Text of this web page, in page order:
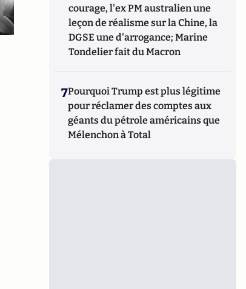
courage, l'ex PM australien une
leçon de réalisme sur la Chine, la
DGSE une d'arrogance; Marine
Tondelier fait du Macron
7Pourquoi Trump est plus légitime
pour réclamer des comptes aux
géants du pétrole américains que
Mélenchon à Total